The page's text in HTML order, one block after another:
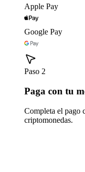
Apple Pay
Google Pay
Paso 2
Paga con tu
Completa el pago
criptomonedas.